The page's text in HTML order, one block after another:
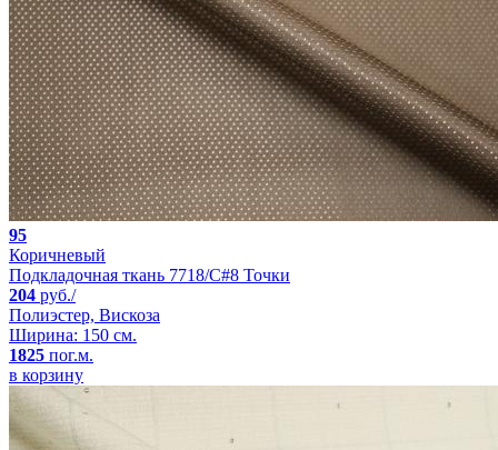
95
Коричневый
Подкладочная ткань 7718/C#8 Точки
204 руб./
Полиэстер, Вискоза
Ширина: 150 см.
1825 пог.м.
в корзину